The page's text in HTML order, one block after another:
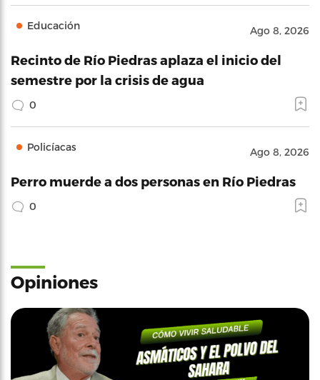
Educación Ago 8, 2026
Recinto de Río Piedras aplaza el inicio del
semestre por la crisis de agua
0
Policíacas Ago 8, 2026
Perro muerde a dos personas en Río Piedras
0
Opiniones